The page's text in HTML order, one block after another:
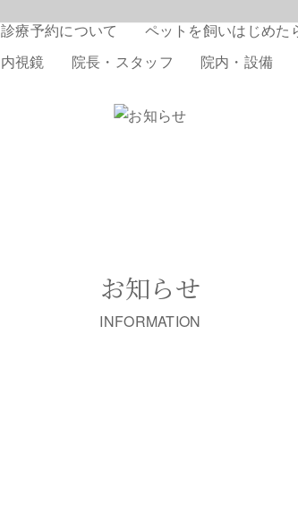
診療予約について ペットを飼いはじめた
内視鏡 院長・スタッフ 院内・設備
お知らせ
INFORMATION